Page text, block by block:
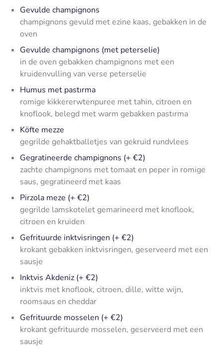
Gevulde champignons
champignons gevuld met ezine kaas, gebakken in de
oven
Gevulde champignons (met peterselie)
in de oven gebakken champignons met een
kruidenvulling van verse peterselie
Humus met pastırma
romige kikkererwtenpuree met tahin, citroen en
knoflook, belegd met warm gebakken pastırma
Köfte mezze
gegrilde gehaktballetjes van gekruid rundvlees
Gegratineerde champignons (+ €2)
zachte champignons met tomaat en peper in romige
saus, gegratineerd met kaas
Pirzola meze (+ €2)
gegrilde lamskotelet gemarineerd met knoflook,
citroen en kruiden
Gefrituurde inktvisringen (+ €2)
krokant gebakken inktvisringen, geserveerd met een
sausje
Inktvis Akdeniz (+ €2)
inktvis met knoflook, citroen, dille, witte wijn,
roomsaus en cheddar
Gefrituurde mosselen (+ €2)
krokant gefrituurde mosselen, geserveerd met een
sausje